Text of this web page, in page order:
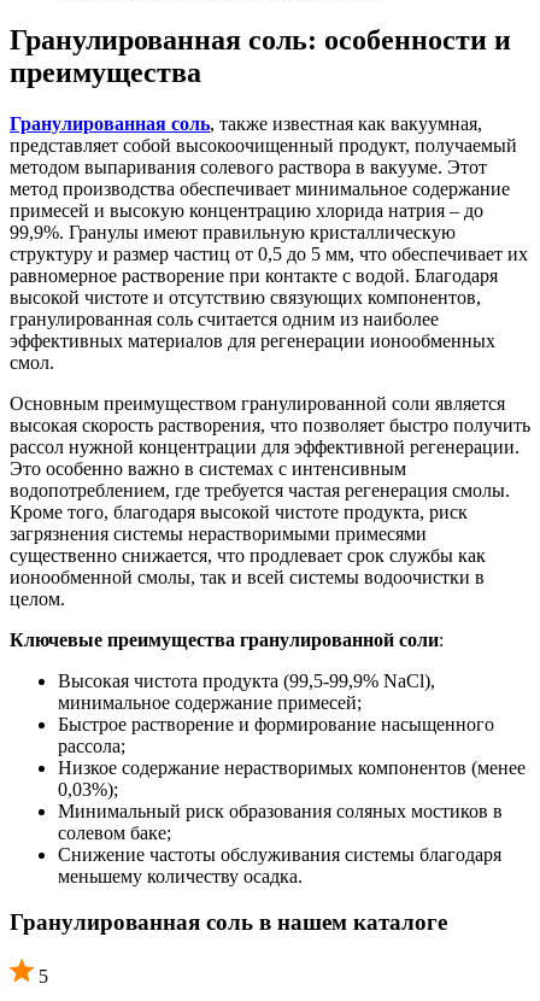
Гранулированная соль: особенности и
преимущества
Гранулированная соль, также известная как вакуумная,
представляет собой высокоочищенный продукт, получаемый
методом выпаривания солевого раствора в вакууме. Этот
метод производства обеспечивает минимальное содержание
примесей и высокую концентрацию хлорида натрия – до
99,9%. Гранулы имеют правильную кристаллическую
структуру и размер частиц от 0,5 до 5 мм, что обеспечивает их
равномерное растворение при контакте с водой. Благодаря
высокой чистоте и отсутствию связующих компонентов,
гранулированная соль считается одним из наиболее
эффективных материалов для регенерации ионообменных
смол.
Основным преимуществом гранулированной соли является
высокая скорость растворения, что позволяет быстро получить
рассол нужной концентрации для эффективной регенерации.
Это особенно важно в системах с интенсивным
водопотреблением, где требуется частая регенерация смолы.
Кроме того, благодаря высокой чистоте продукта, риск
загрязнения системы нерастворимыми примесями
существенно снижается, что продлевает срок службы как
ионообменной смолы, так и всей системы водоочистки в
целом.
Ключевые преимущества гранулированной соли:
Высокая чистота продукта (99,5-99,9% NaCl),
минимальное содержание примесей;
Быстрое растворение и формирование насыщенного
рассола;
Низкое содержание нерастворимых компонентов (менее
0,03%);
Минимальный риск образования соляных мостиков в
солевом баке;
Снижение частоты обслуживания системы благодаря
меньшему количеству осадка.
Гранулированная соль в нашем каталоге
5